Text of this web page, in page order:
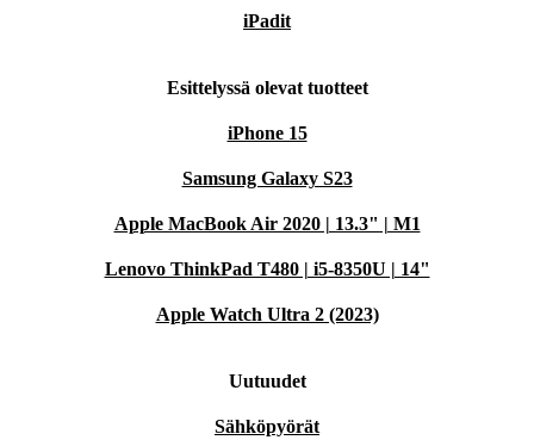
iPadit
Esittelyssä olevat tuotteet
iPhone 15
Samsung Galaxy S23
Apple MacBook Air 2020 | 13.3" | M1
Lenovo ThinkPad T480 | i5-8350U | 14"
Apple Watch Ultra 2 (2023)
Uutuudet
Sähköpyörät